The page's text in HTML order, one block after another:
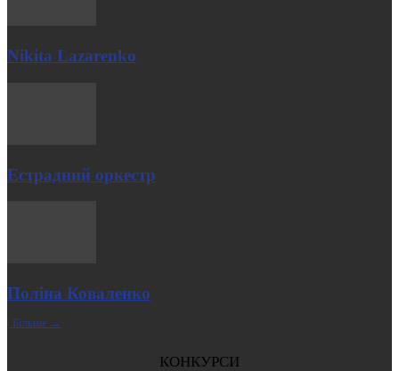
Nikita Lazarenko
Естрадний оркестр
Поліна Коваленко
| Більше →
КОНКУРСИ